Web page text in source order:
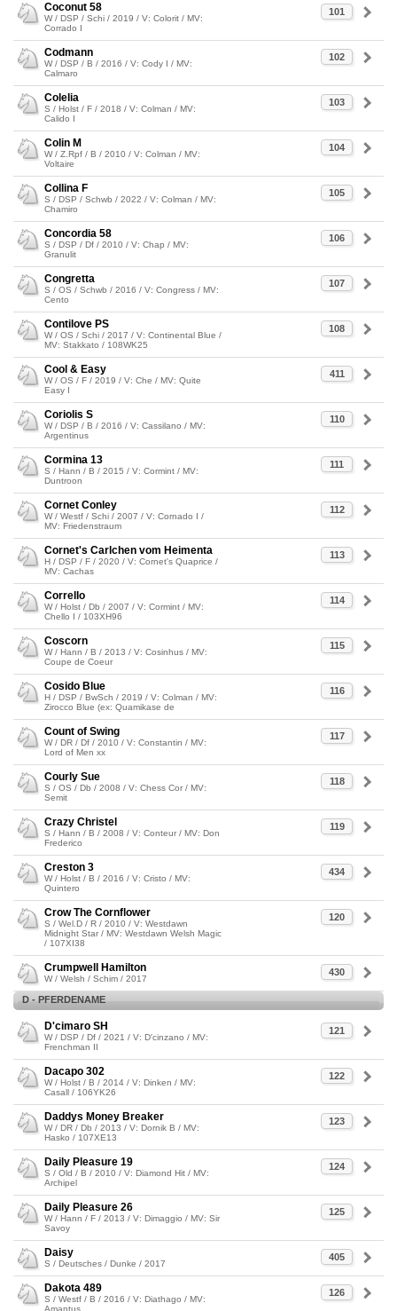
101
Coconut 58
W / DSP / Schi / 2019 / V: Colorit / MV:
Corrado I
102
Codmann
W / DSP / B / 2016 / V: Cody I / MV:
Calmaro
103
Colelia
S / Holst / F / 2018 / V: Colman / MV:
Calido I
104
Colin M
W / Z.Rpf / B / 2010 / V: Colman / MV:
Voltaire
105
Collina F
S / DSP / Schwb / 2022 / V: Colman / MV:
Chamiro
106
Concordia 58
S / DSP / Df / 2010 / V: Chap / MV:
Granulit
107
Congretta
S / OS / Schwb / 2016 / V: Congress / MV:
Cento
108
Contilove PS
W / OS / Schi / 2017 / V: Continental Blue /
MV: Stakkato / 108WK25
411
Cool & Easy
W / OS / F / 2019 / V: Che / MV: Quite
Easy I
110
Coriolis S
W / DSP / B / 2016 / V: Cassilano / MV:
Argentinus
111
Cormina 13
S / Hann / B / 2015 / V: Cormint / MV:
Duntroon
112
Cornet Conley
W / Westf / Schi / 2007 / V: Cornado I /
MV: Friedenstraum
113
Cornet's Carlchen vom Heimenta
H / DSP / F / 2020 / V: Cornet's Quaprice /
MV: Cachas
114
Corrello
W / Holst / Db / 2007 / V: Cormint / MV:
Chello I / 103XH96
115
Coscorn
W / Hann / B / 2013 / V: Cosinhus / MV:
Coupe de Coeur
116
Cosido Blue
H / DSP / BwSch / 2019 / V: Colman / MV:
Zirocco Blue (ex: Quamikase de
117
Count of Swing
W / DR / Df / 2010 / V: Constantin / MV:
Lord of Men xx
118
Courly Sue
S / OS / Db / 2008 / V: Chess Cor / MV:
Semit
119
Crazy Christel
S / Hann / B / 2008 / V: Conteur / MV: Don
Frederico
434
Creston 3
W / Holst / B / 2016 / V: Cristo / MV:
Quintero
120
Crow The Cornflower
S / Wel.D / R / 2010 / V: Westdawn
Midnight Star / MV: Westdawn Welsh Magic
/ 107XI38
430
Crumpwell Hamilton
W / Welsh / Schim / 2017
D - PFERDENAME
121
D'cimaro SH
W / DSP / Df / 2021 / V: D'cinzano / MV:
Frenchman II
122
Dacapo 302
W / Holst / B / 2014 / V: Dinken / MV:
Casall / 106YK26
123
Daddys Money Breaker
W / DR / Db / 2013 / V: Dornik B / MV:
Hasko / 107XE13
124
Daily Pleasure 19
S / Old / B / 2010 / V: Diamond Hit / MV:
Archipel
125
Daily Pleasure 26
W / Hann / F / 2013 / V: Dimaggio / MV: Sir
Savoy
405
Daisy
S / Deutsches / Dunke / 2017
126
Dakota 489
S / Westf / B / 2016 / V: Diathago / MV:
Amantus